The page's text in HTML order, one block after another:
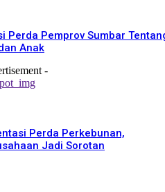
Perda Pemprov Sumbar
Anak
-
Perda Perkebunan,
Jadi Sorotan